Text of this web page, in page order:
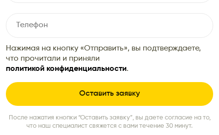
Нажимая на кнопку «Отправить», вы подтверждаете,
что прочитали и приняли
политикой конфиденциальности.
После нажатия кнопки “Оставить заявку”, вы даете согласие на то,
что наш специалист свяжется с вами течение 30 минут.